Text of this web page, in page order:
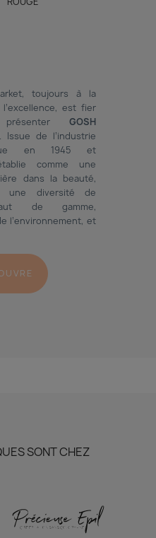
toujours à la
est fier
GOSH
. Issue de l’industrie
en 1945 et
comme une
dans la beauté,
une diversité de
de gamme,
l’environnement, et
SONT CHEZ